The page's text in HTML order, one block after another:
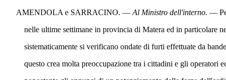
AMENDOLA e SARRACINO. — Al Ministro dell'interno. —
nelle ultime settimane in provincia di Matera ed in particolare
sistematicamente si verificano ondate di furti effettuate da
questo crea molta preoccupazione tra i cittadini e gli operatori